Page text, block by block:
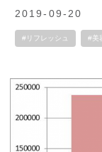
2019-09-20
#リフレッシュ #美